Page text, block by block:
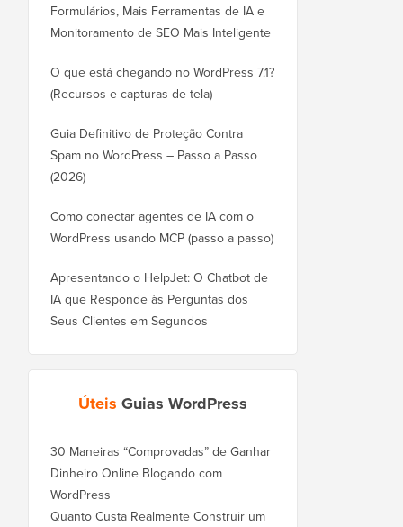
Formulários, Mais Ferramentas de IA e
Monitoramento de SEO Mais Inteligente
O que está chegando no WordPress 7.1?
(Recursos e capturas de tela)
Guia Definitivo de Proteção Contra
Spam no WordPress – Passo a Passo
(2026)
Como conectar agentes de IA com o
WordPress usando MCP (passo a passo)
Apresentando o HelpJet: O Chatbot de
IA que Responde às Perguntas dos
Seus Clientes em Segundos
Úteis Guias WordPress
30 Maneiras “Comprovadas” de Ganhar
Dinheiro Online Blogando com
WordPress
Quanto Custa Realmente Construir um